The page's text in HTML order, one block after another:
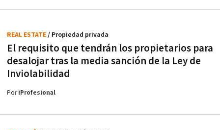
El requisito que tendrán los propietarios para
desalojar tras la media sanción de la Ley de
Inviolabilidad
REAL ESTATE/ Propiedad privada
PoriProfesional